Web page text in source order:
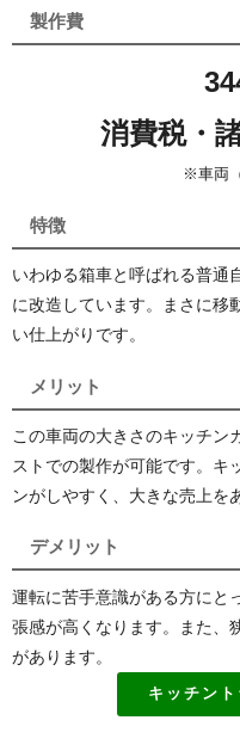
製作費
消費税・
※車両
特徴
いわゆる箱車と呼ばれる普通
に改造しています。まさに移
い仕上がりです。
メリット
この車両の大きさのキッチン
ストでの製作が可能です。キ
ンがしやすく、大きな売上を
デメリット
運転に苦手意識がある方にと
張感が高くなります。また、
があります。
キッチン